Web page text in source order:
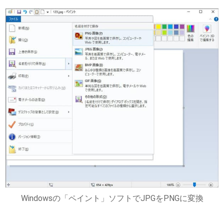
Windowsの「ペイント」ソフトでJPGをPNGに変換